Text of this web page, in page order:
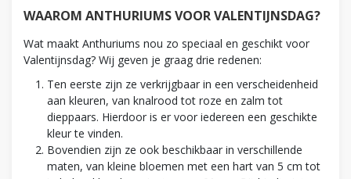
WAAROM ANTHURIUMS VOOR VALENTIJNSDAG?
Wat maakt Anthuriums nou zo speciaal en geschikt voor
Valentijnsdag? Wij geven je graag drie redenen:
Ten eerste zijn ze verkrijgbaar in een verscheidenheid
aan kleuren, van knalrood tot roze en zalm tot
dieppaars. Hierdoor is er voor iedereen een geschikte
kleur te vinden.
Bovendien zijn ze ook beschikbaar in verschillende
maten, van kleine bloemen met een hart van 5 cm tot